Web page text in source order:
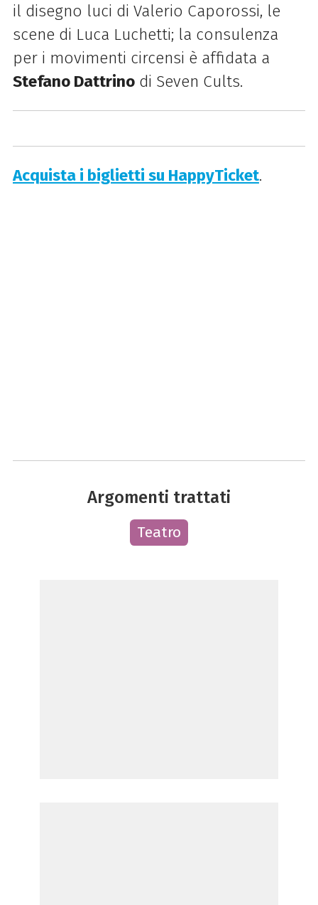
il disegno luci di Valerio Caporossi, le
scene di Luca Luchetti; la consulenza
per i movimenti circensi è affidata a
Stefano Dattrinodi Seven Cults.
Acquista i biglietti su HappyTicket.
Argomenti trattati
Teatro